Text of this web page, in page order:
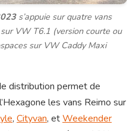
s’appuie sur quatre vans
VW T6.1 (version courte ou
sur VW Caddy Maxi
distribution permet de
les vans Reimo sur
, Cityvan, etWeekender